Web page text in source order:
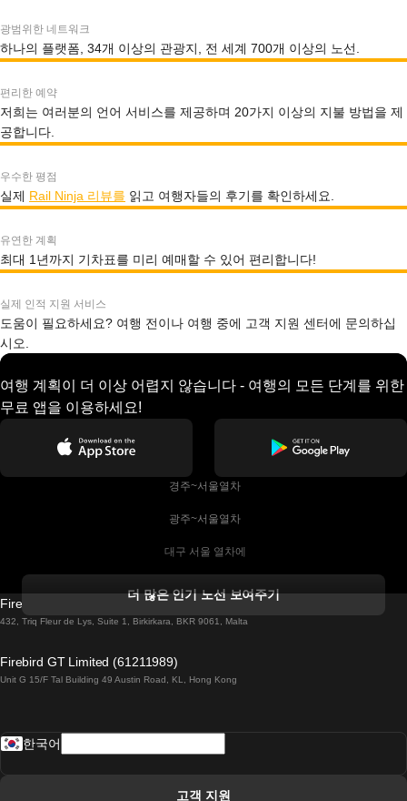
광범위한 네트워크
하나의 플랫폼, 34개 이상의 관광지, 전 세계 700개 이상의 노선.
편리한 예약
저희는 여러분의 언어 서비스를 제공하며 20가지 이상의 지불 방법을 제
공합니다.
우수한 평점
실제 Rail Ninja 리뷰를 읽고 여행자들의 후기를 확인하세요.
유연한 계획
최대 1년까지 기차표를 미리 예매할 수 있어 편리합니다!
실제 인적 지원 서비스
도움이 필요하세요? 여행 전이나 여행 중에 고객 지원 센터에 문의하십
시오.
여행 계획이 더 이상 어렵지 않습니다 - 여행의 모든 단계를 위한
무료 앱을 이용하세요!
경주~서울열차
광주~서울열차
대구 서울 열차에
더블린에서 골웨이 열차
로마에서 나폴리 열차
더 많은 인기 노선 보여주기
Firebird GT Limited (OC 1451)
432, Triq Fleur de Lys, Suite 1, Birkirkara, BKR 9061, Malta
Firebird GT Limited (61211989)
Unit G 15/F Tal Building 49 Austin Road, KL, Hong Kong
한국어
고객 지원